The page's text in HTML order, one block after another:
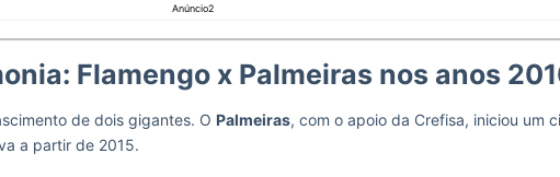
Anúncio2
Flamengo x Palmeiras nos anos
de dois gigantes. O Palmeiras, com o apoio da Crefisa, iniciou um
a partir de 2015.